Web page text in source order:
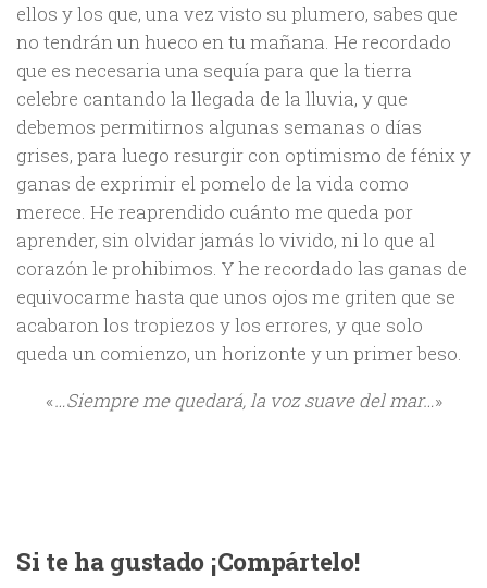
ellos y los que, una vez visto su plumero, sabes que
no tendrán un hueco en tu mañana. He recordado
que es necesaria una sequía para que la tierra
celebre cantando la llegada de la lluvia, y que
debemos permitirnos algunas semanas o días
grises, para luego resurgir con optimismo de fénix y
ganas de exprimir el pomelo de la vida como
merece. He reaprendido cuánto me queda por
aprender, sin olvidar jamás lo vivido, ni lo que al
corazón le prohibimos. Y he recordado las ganas de
equivocarme hasta que unos ojos me griten que se
acabaron los tropiezos y los errores, y que solo
queda un comienzo, un horizonte y un primer beso.
«…Siempre me quedará, la voz suave del mar…»
Si te ha gustado ¡Compártelo!